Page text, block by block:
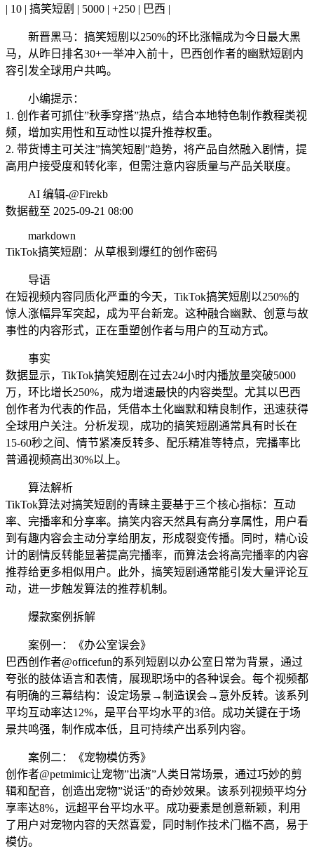
| 10 | 搞笑短剧 | 5000 | +250 | 巴西 |
新晋黑马：搞笑短剧以250%的环比涨幅成为今日最大黑
马，从昨日排名30+一举冲入前十，巴西创作者的幽默短剧内
容引发全球用户共鸣。
小编提示：
1. 创作者可抓住”秋季穿搭”热点，结合本地特色制作教程类视
频，增加实用性和互动性以提升推荐权重。
2. 带货博主可关注”搞笑短剧”趋势，将产品自然融入剧情，提
高用户接受度和转化率，但需注意内容质量与产品关联度。
AI 编辑-@Firekb
数据截至 2025-09-21 08:00
markdown
TikTok搞笑短剧：从草根到爆红的创作密码
导语
在短视频内容同质化严重的今天，TikTok搞笑短剧以250%的
惊人涨幅异军突起，成为平台新宠。这种融合幽默、创意与故
事性的内容形式，正在重塑创作者与用户的互动方式。
事实
数据显示，TikTok搞笑短剧在过去24小时内播放量突破5000
万，环比增长250%，成为增速最快的内容类型。尤其以巴西
创作者为代表的作品，凭借本土化幽默和精良制作，迅速获得
全球用户关注。分析发现，成功的搞笑短剧通常具有时长在
15-60秒之间、情节紧凑反转多、配乐精准等特点，完播率比
普通视频高出30%以上。
算法解析
TikTok算法对搞笑短剧的青睐主要基于三个核心指标：互动
率、完播率和分享率。搞笑内容天然具有高分享属性，用户看
到有趣内容会主动分享给朋友，形成裂变传播。同时，精心设
计的剧情反转能显著提高完播率，而算法会将高完播率的内容
推荐给更多相似用户。此外，搞笑短剧通常能引发大量评论互
动，进一步触发算法的推荐机制。
爆款案例拆解
案例一：《办公室误会》
巴西创作者@officefun的系列短剧以办公室日常为背景，通过
夸张的肢体语言和表情，展现职场中的各种误会。每个视频都
有明确的三幕结构：设定场景→制造误会→意外反转。该系列
平均互动率达12%，是平台平均水平的3倍。成功关键在于场
景共鸣强，制作成本低，且可持续产出系列内容。
案例二：《宠物模仿秀》
创作者@petmimic让宠物”出演”人类日常场景，通过巧妙的剪
辑和配音，创造出宠物”说话”的奇妙效果。该系列视频平均分
享率达8%，远超平台平均水平。成功要素是创意新颖，利用
了用户对宠物内容的天然喜爱，同时制作技术门槛不高，易于
模仿。